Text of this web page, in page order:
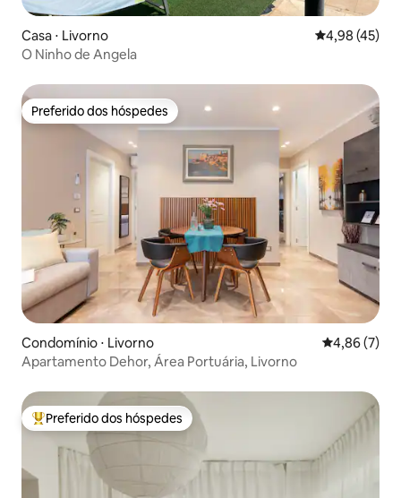
Casa ⋅ Livorno 4,98 de uma
4,98 (45)
O Ninho de Angela
Preferido dos hóspedes
Preferido dos hóspedes
Condomínio ⋅ Livorno 4,86 de uma
4,86 (7)
Apartamento Dehor, Área Portuária, Livorno
Entre os melhores preferidos dos hóspedes
Preferido dos hóspedes